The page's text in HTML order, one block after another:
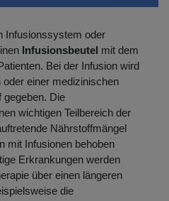
Infusionssystem oder
Infusionsbeutel mit dem
Bei der Infusion wird
einer medizinischen
gegeben. Die
wichtigen Teilbereich der
Nährstoffmängel
mit Infusionen behoben
Erkrankungen werden
über einen längeren
die